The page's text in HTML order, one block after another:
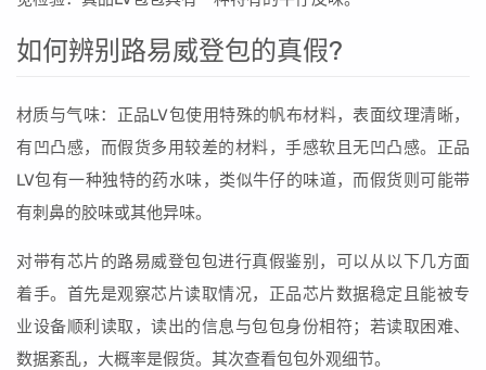
如何辨别路易威登包的真假?
材质与气味：正品LV包使用特殊的帆布材料，表面纹理清晰，
有凹凸感，而假货多用较差的材料，手感软且无凹凸感。正品
LV包有一种独特的药水味，类似牛仔的味道，而假货则可能带
有刺鼻的胶味或其他异味。
对带有芯片的路易威登包包进行真假鉴别，可以从以下几方面
着手。首先是观察芯片读取情况，正品芯片数据稳定且能被专
业设备顺利读取，读出的信息与包包身份相符；若读取困难、
数据紊乱，大概率是假货。其次查看包包外观细节。